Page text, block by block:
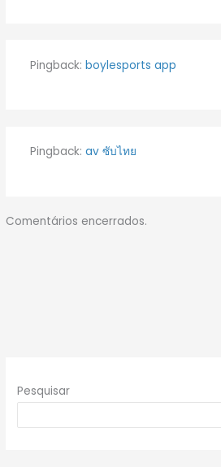
Pingback: boylesports app
Pingback: av ซับไทย
Comentários encerrados.
Pesquisar